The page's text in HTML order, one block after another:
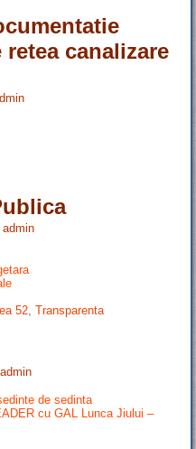
canalizare
admin
52 ,Transparenta
admin
de sedinta
cu GAL Lunca Jiului –